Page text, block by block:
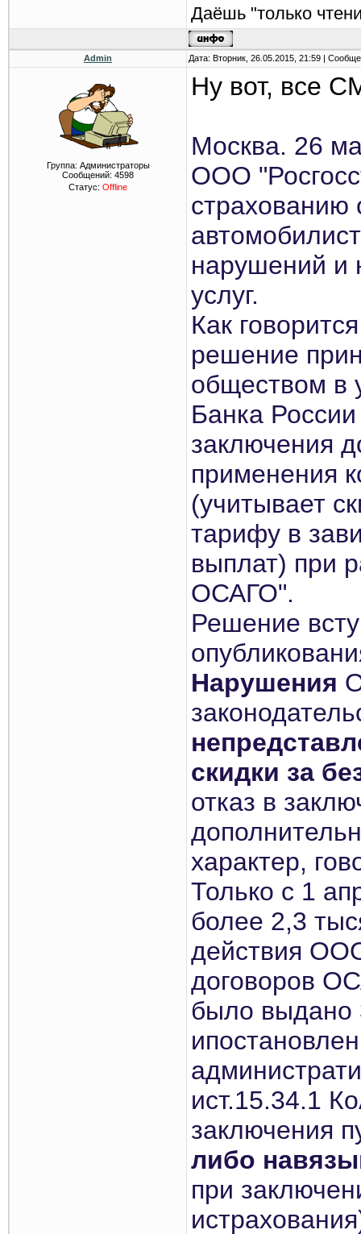
принимать
случаев и
заключенным
Банк России
сообщении.
Даёшь "только
Admin Дата: Вторник, 26.05.2015, 21:59 |
Группа: Администраторы
Сообщений: 4598
Статус: Offline
Ну вот, все
Москва. 26
ООО
страхованию
нарушений и
услуг.
Как
решение
обществом в
Банка
заключения
применения
(учитывает
тарифу в
выплат) при
ОСАГО".
Решение
Нарушения
скидки за
отказ в
характер,
Только с 1
более 2,3
действия
договоров
было выдано
ист.15.34.1
заключения
либо
при